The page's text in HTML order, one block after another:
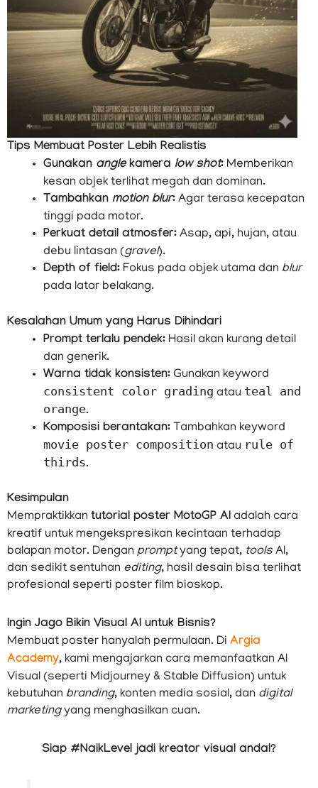
Tips Membuat Poster Lebih Realistis
Gunakan anglekamera low shot: Memberikan
kesan objek terlihat megah dan dominan.
Tambahkan motion blur: Agar terasa kecepatan
tinggi pada motor.
Perkuat detail atmosfer: Asap, api, hujan, atau
debu lintasan (gravel).
Depth of field: Fokus pada objek utama dan blur
pada latar belakang.
Kesalahan Umum yang Harus Dihindari
Prompt terlalu pendek: Hasil akan kurang detail
dan generik.
Warna tidak konsisten: Gunakan keyword
consistent color grading atau teal and
orange.
Komposisi berantakan: Tambahkan keyword
movie poster composition atau rule of
thirds.
Kesimpulan
Mempraktikkan tutorial poster MotoGP AI adalah cara
kreatif untuk mengekspresikan kecintaan terhadap
balapan motor. Dengan promptyang tepat, tools AI,
dan sedikit sentuhan editing, hasil desain bisa terlihat
profesional seperti poster film bioskop.
Ingin Jago Bikin Visual AI untuk Bisnis?
Membuat poster hanyalah permulaan. Di Argia
Academy, kami mengajarkan cara memanfaatkan AI
Visual (seperti Midjourney & Stable Diffusion) untuk
kebutuhan branding, konten media sosial, dan digital
marketingyang menghasilkan cuan.
Siap #NaikLevel jadi kreator visual andal?